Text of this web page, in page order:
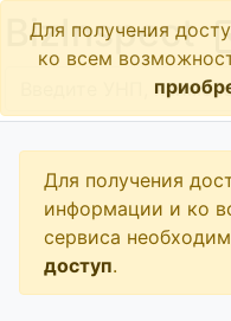
BizInspect
Для получения
ко всем
Для получения
информации и ко
сервиса
доступ.